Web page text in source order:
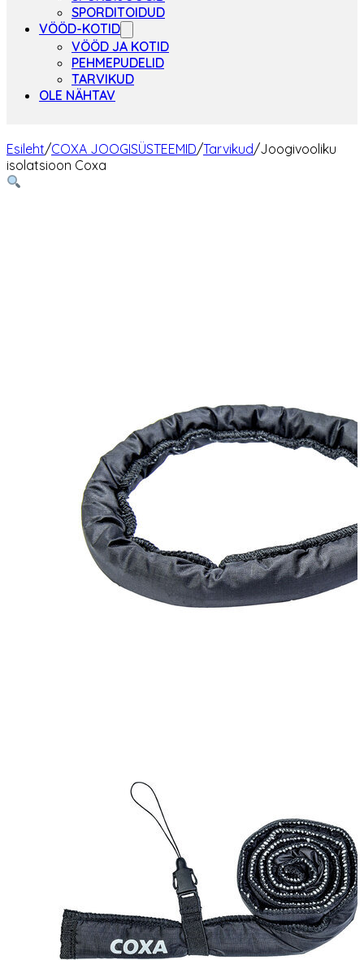
SPORDITOIDUD
VÖÖD-KOTID
VÖÖD JA KOTID
PEHMEPUDELID
TARVIKUD
OLE NÄHTAV
Esileht/COXA JOOGISÜSTEEMID/Tarvikud/Joogivooliku
isolatsioon Coxa